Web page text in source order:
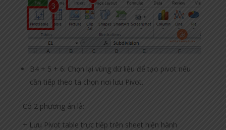
B4 + 5 + 6: Chọn lại vùng dữ liệu để tạo pivot nếu
cần tiếp theo ta chọn nơi lưu Pivot.
Có 2 phương án là:
+ Lưu Pivot table trực tiếp trên sheet hiện hành